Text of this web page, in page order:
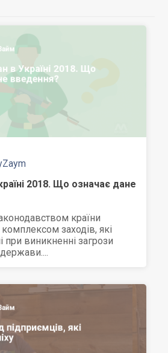
2018. Що означає дане
країни
заходів, які
при виникненні загрози